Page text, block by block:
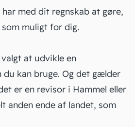
med dit regnskab at gøre,
muligt for dig.
at udvikle en
du kan bruge. Og det gælder
er en revisor i Hammel eller
anden ende af landet, som